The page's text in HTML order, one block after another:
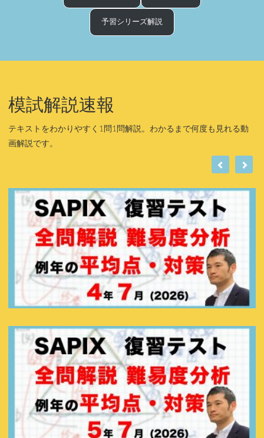
予習シリーズ解説
模試解説速報
テキストをわかりやすく1問1問解説。わかるまで何度も見れる動
画解説です。